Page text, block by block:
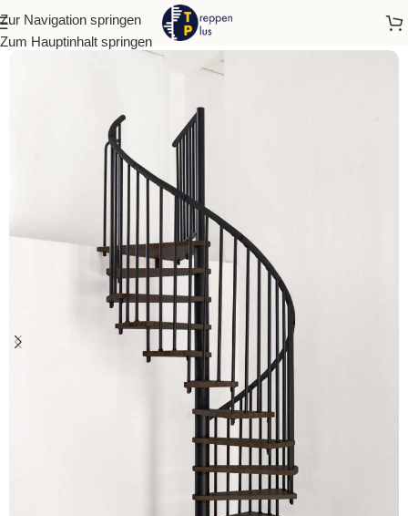
Zur Navigation springen
Zum Hauptinhalt springen
Start Spindeltreppen